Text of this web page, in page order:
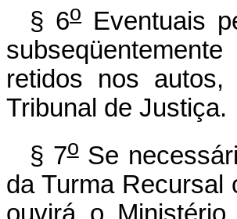
§ 6oEventuais
retidos nos autos,
Tribunal de Justiça.
§ 7oSe
da Turma Recursal